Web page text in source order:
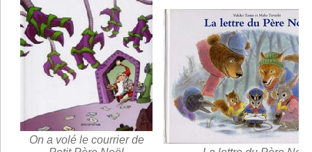
On a volé le courrier de